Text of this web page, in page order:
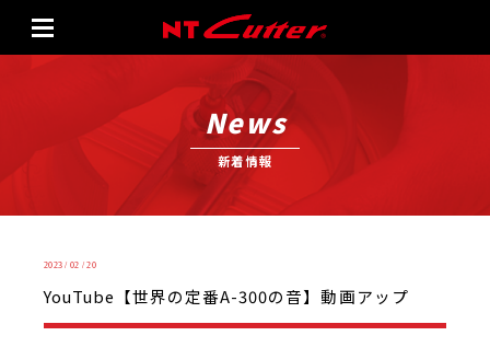
News
新着情報
2023 / 02 / 20
YouTube【世界の定番A-300の音】動画アップ